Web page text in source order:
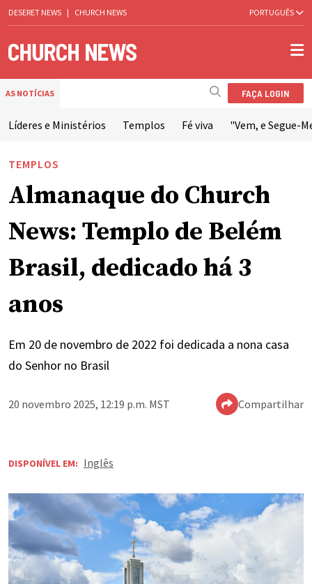
DESERET NEWS | CHURCH NEWS PORTUGUÊS
AS NOTÍCIAS FAÇA LOGIN
Líderes e Ministérios Templos Fé viva "Vem, e Segue-
TEMPLOS
Almanaque do Church
News: Templo de Belém
Brasil, dedicado há 3
anos
Em 20 de novembro de 2022 foi dedicada a nona casa
do Senhor no Brasil
20 novembro 2025, 12:19 p.m. MST Compartilhar
DISPONÍVEL EM: Inglês